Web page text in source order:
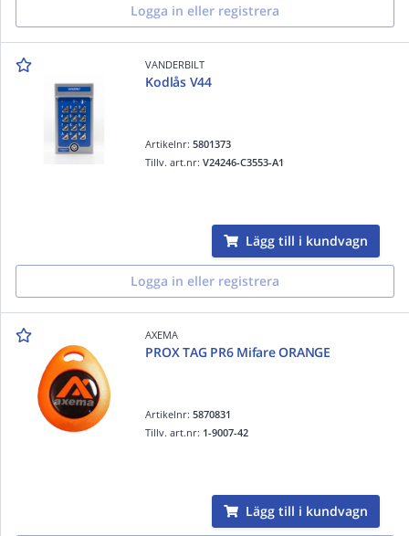
Logga in eller registrera
VANDERBILT
Kodlås V44
Artikelnr:5801373
Tillv. art.nr:V24246-C3553-A1
Lägg till i kundvagn
Logga in eller registrera
AXEMA
PROX TAG PR6 Mifare ORANGE
Artikelnr:5870831
Tillv. art.nr: 1-9007-42
Lägg till i kundvagn